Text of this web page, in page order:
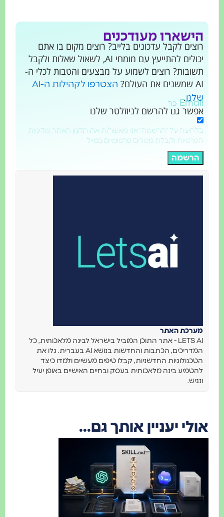
הישארו מעודכנים
רוצים לקבל עדכונים בלייב? רוצים מקום בו אתם
יכולים להתייעץ עם מומחי AI, לשאול שאלות ולקבל
תשובות? רוצים לשמוע על מבצעים והטבות לכלי ה-
הצטרפו לקהילות ה-AI
.
אפשר גם להרשם לניוזלטר שלנו
Email
בלחיצה על "הרשמה" אני מאשר/ת את תקנון האתר, מדיניות
הפרטיות וקבלת מסרים פרסומיים במייל
הרשמה
מערכת האתר
LETS AI - אתר התוכן המוביל בישראל לבינה מלאכותית, כל
המדריכים, הכתבות והחדשות בנושא AI בעברית. גלו את
הטכנולוגיות החדשניות, קבלו טיפים מעשיים ולמדו כיצד
להטמיע בינה מלאכותית בעסק ובחיים האישיים באופן יעיל
יעניין אותך גם...